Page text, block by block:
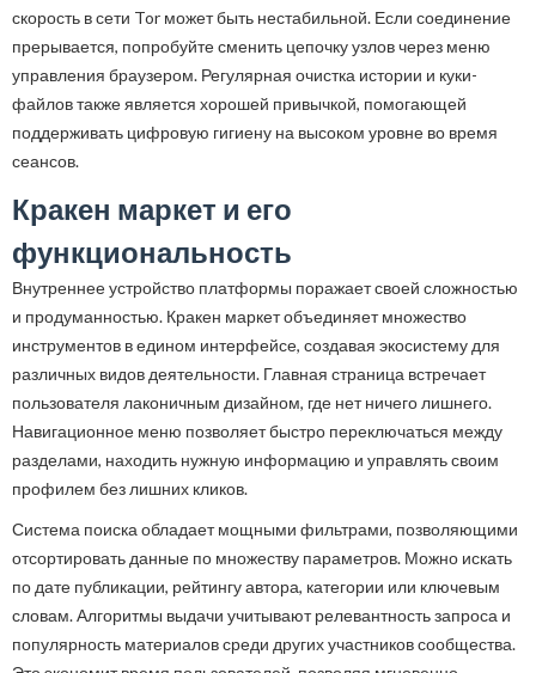
скорость в сети Tor может быть нестабильной. Если соединение
прерывается, попробуйте сменить цепочку узлов через меню
управления браузером. Регулярная очистка истории и куки-
файлов также является хорошей привычкой, помогающей
поддерживать цифровую гигиену на высоком уровне во время
сеансов.
Кракен маркет и его
функциональность
Внутреннее устройство платформы поражает своей сложностью
и продуманностью. Кракен маркет объединяет множество
инструментов в едином интерфейсе, создавая экосистему для
различных видов деятельности. Главная страница встречает
пользователя лаконичным дизайном, где нет ничего лишнего.
Навигационное меню позволяет быстро переключаться между
разделами, находить нужную информацию и управлять своим
профилем без лишних кликов.
Система поиска обладает мощными фильтрами, позволяющими
отсортировать данные по множеству параметров. Можно искать
по дате публикации, рейтингу автора, категории или ключевым
словам. Алгоритмы выдачи учитывают релевантность запроса и
популярность материалов среди других участников сообщества.